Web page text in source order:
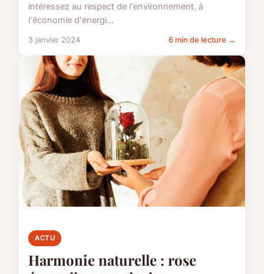
intéressez au respect de l'environnement, à
l'économie d'énergi...
3 janvier 2024 6 min de lecture →
ACTU
Harmonie naturelle : rose